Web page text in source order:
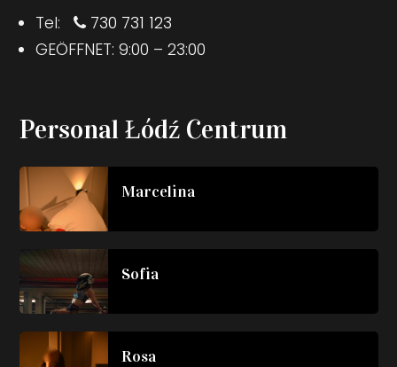
Tel:
730 731 123
GEÖFFNET: 9:00 – 23:00
Personal Łódź Centrum
Marcelina
Sofia
Rosa